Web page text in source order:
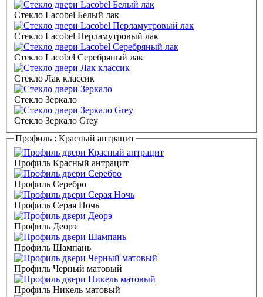
Стекло Lacobel Белый лак
Стекло Lacobel Перламутровый лак
Стекло Lacobel Серебряный лак
Стекло Лак классик
Стекло Зеркало
Стекло Зеркало Grey
Профиль : Красный антрацит
Профиль Красный антрацит
Профиль Серебро
Профиль Серая Ночь
Профиль Деорэ
Профиль Шампань
Профиль Черный матовый
Профиль Никель матовый